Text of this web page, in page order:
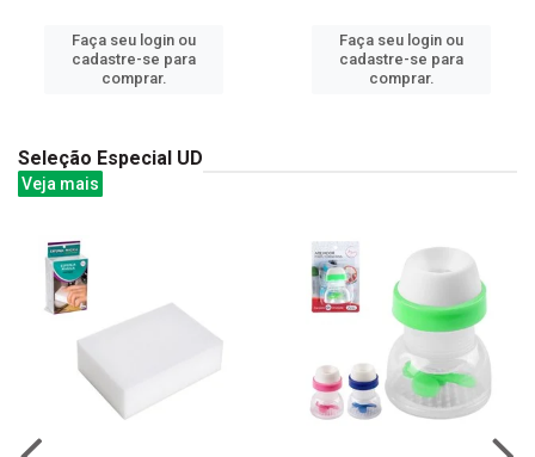
Faça seu login ou
cadastre-se para
comprar.
Faça seu login ou
cadastre-se para
comprar.
Seleção Especial UD
Veja mais